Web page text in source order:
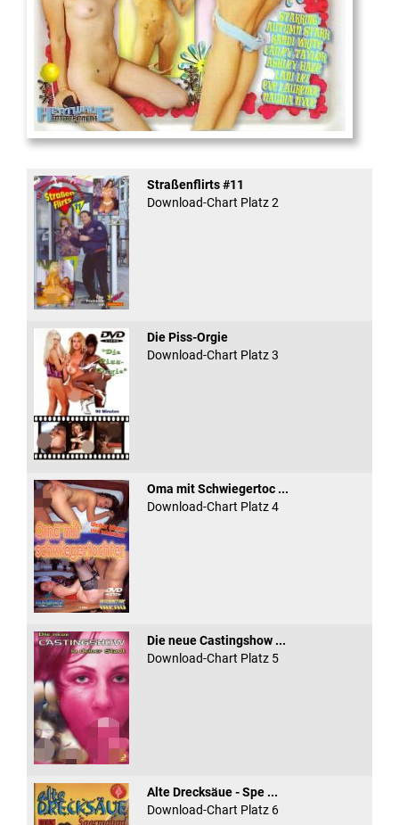
And Confused #8 - ...
Straßenflirts #11
Download-Chart Platz 2
Die Piss-Orgie
Download-Chart Platz 3
Oma mit Schwiegertoc ...
Download-Chart Platz 4
Die neue Castingshow ...
Download-Chart Platz 5
Alte Drecksäue - Spe ...
Download-Chart Platz 6